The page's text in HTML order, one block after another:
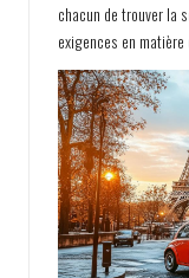
chacun de trouver la
exigences en